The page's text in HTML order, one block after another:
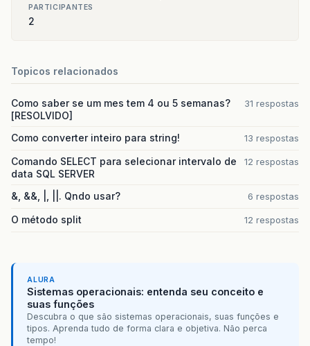
PARTICIPANTES
2
Topicos relacionados
Como saber se um mes tem 4 ou 5 semanas?
[RESOLVIDO]
31 respostas
Como converter inteiro para string! 13 respostas
Comando SELECT para selecionar intervalo de
data SQL SERVER
12 respostas
&, &&, |, ||. Qndo usar? 6 respostas
O método split 12 respostas
ALURA
Sistemas operacionais: entenda seu conceito e
suas funções
Descubra o que são sistemas operacionais, suas funções e
tipos. Aprenda tudo de forma clara e objetiva. Não perca
tempo!